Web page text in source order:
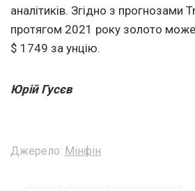
аналітиків. Згідно з прогнозами
протягом 2021 року золото
$ 1749 за унцію.
Юрій Гусєв
Джерело: Мінфін